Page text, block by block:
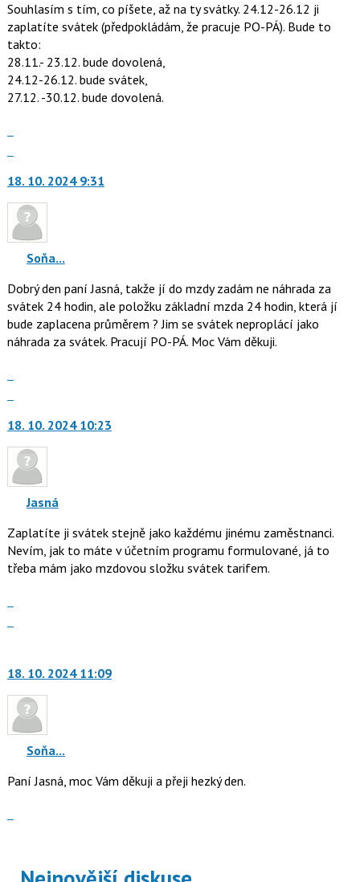
Souhlasím s tím, co píšete, až na ty svátky. 24.12-26.12 ji
zaplatíte svátek (předpokládám, že pracuje PO-PÁ). Bude to
takto:
28.11.- 23.12. bude dovolená,
24.12-26.12. bude svátek,
27.12. -30.12. bude dovolená.
další
nový
názor.
K
navigaci
použít
i
klávesy
N
pro
předchozí
nový
názor
18. 10. 2024 9:31
Soňa...
Dobrý den paní Jasná, takže jí do mzdy zadám ne náhrada za
svátek 24 hodin, ale položku základní mzda 24 hodin, která jí
bude zaplacena průměrem ? Jim se svátek neproplácí jako
náhrada za svátek. Pracují PO-PÁ. Moc Vám děkuji.
další
nový
názor.
K
navigaci
použít
i
klávesy
pro
předchozí
nový
názor
18. 10. 2024 10:23
Jasná
Zaplatíte ji svátek stejně jako každému jinému zaměstnanci.
Nevím, jak to máte v účetním programu formulované, já to
třeba mám jako mzdovou složku svátek tarifem.
nový
K
navigaci
lze
použít
i
18. 10. 2024 11:09
Soňa...
Paní Jasná, moc Vám děkuji a přeji hezký den.